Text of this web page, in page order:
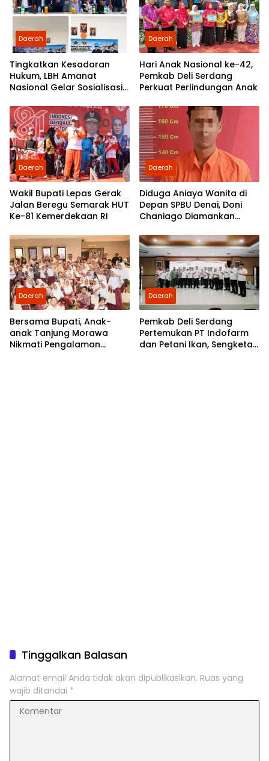
Daerah
Tingkatkan Kesadaran
Hukum, LBH Amanat
Nasional Gelar Sosialisasi
Morawa
Daerah
Hari Anak Nasional ke-42,
Pemkab Deli Serdang
Perkuat Perlindungan Anak
Daerah
Wakil Bupati Lepas Gerak
Jalan Beregu Semarak HUT
Ke-81 Kemerdekaan RI
Daerah
Diduga Aniaya Wanita di
Depan SPBU Denai, Doni
Chaniago Diamankan
Daerah
Bersama Bupati, Anak-
anak Tanjung Morawa
Nikmati Pengalaman
Daerah
Pemkab Deli Serdang
Pertemukan PT Indofarm
dan Petani Ikan, Sengketa
Tinggalkan Balasan
Alamat email Anda tidak akan dipublikasikan. Ruas yang
wajib ditandai *